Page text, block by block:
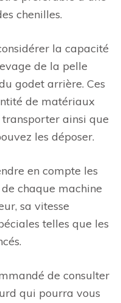
chenilles.
la capacité
de la pelle
godet arrière. Ces
de matériaux
ainsi que
les déposer.
en compte les
chaque machine
sa vitesse
telles que les
de consulter
qui pourra vous